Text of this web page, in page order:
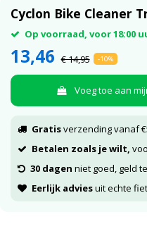
Cyclon Bike Cleaner
Op voorraad, voor 18:00
13,46 € 14,95 -10%
Voeg toe aan
Gratisverzending vanaf
Betalen zoals je wilt,
30 dagen niet goed, geld
Eerlijk adviesuit echte